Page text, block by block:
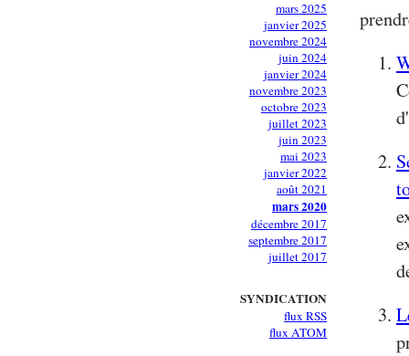
mars 2025
janvier 2025
novembre 2024
juin 2024
janvier 2024
novembre 2023
octobre 2023
juillet 2023
juin 2023
mai 2023
janvier 2022
août 2021
mars 2020
décembre 2017
septembre 2017
juillet 2017
SYNDICATION
flux RSS
flux ATOM